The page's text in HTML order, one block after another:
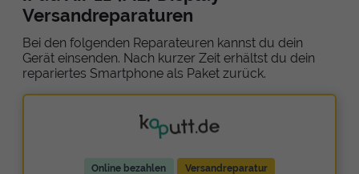
Versandreparaturen
Bei den folgenden Reparateuren kannst du dein
Gerät einsenden. Nach kurzer Zeit erhältst du dein
repariertes Smartphone als Paket zurück.
Online bezahlen Versandreparatur